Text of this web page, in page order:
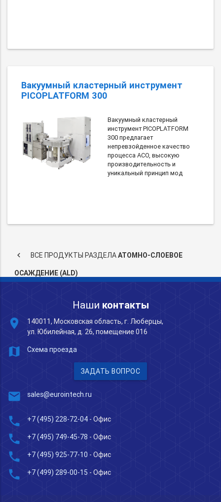
Вакуумный кластерный инструмент
PICOPLATFORM 300
Вакуумный кластерный
инструмент PICOPLATFORM
300 предлагает
непревзойденное качество
процесса АСО, высокую
производительность и
уникальный принцип мод
keyboard_arrow_left ВСЕ ПРОДУКТЫ РАЗДЕЛААТОМНО-СЛОЕВОЕ
ОСАЖДЕНИЕ (ALD)
Наши контакты
place
140011, Московская область, г. Люберцы,
ул. Юбилейная, д. 26, помещение 016
map Схема проезда
ЗАДАТЬ ВОПРОС
mail sales@eurointech.ru
phone +7 (495) 228-72-04 - Офис
phone +7 (495) 749-45-78 - Офис
phone +7 (495) 925-77-10 - Офис
phone +7 (499) 289-00-15 - Офис